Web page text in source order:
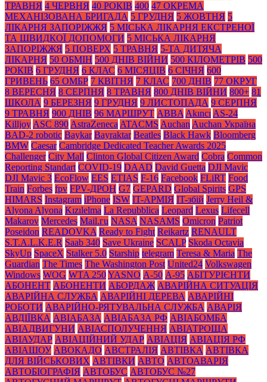
ТРАВНЯ 4 ЧЕРВНЯ 40 РОКІВ 400 47 ОКРЕМА
МЕХАНІЗОВАНА БРИГАДА 5 ГРУДНЯ 5 ЖОВТНЯ 5
ЛІКАРНЯ ЗАПОРІЖЖЯ 5 МІСЬКА ЛІКАРНЯ ЕКСТРЕНОЇ
ТА ШВИДКОЇ ДОПОМОГИ 5 МІСЬКА ЛІКАРНЯ
ЗАПОРІЖЖЯ 5 ПОВЕРХ 5 ТРАВНЯ 5-ТА ДИТЯЧА
ЛІКАРНЯ 50 ОБМІН 500 ДНІВ ВІЙНИ 500 КІЛОМЕТРІВ 500
РОКІВ 6 ГРУДНЯ 6 КЛАС 6 МІСЯЦІВ 6 СІЧНЯ 600
ГРИВЕНЬ 65 ОМБР 7 КВІТНЯ 7 КЛАС 700 ДНІВ 77 ОКРУГ
8 ВЕРЕСНЯ 8 СЕРПНЯ 8 ТРАВНЯ 800 ДНІВ ВІЙНИ 800+ 81
ШКОЛА 9 БЕРЕЗНЯ 9 ГРУДНЯ 9 ЛИСТОПАДА 9 СЕРПНЯ
9 ТРАВНЯ 900 ДНІВ 96 МАРШРУТ ABBA Akıncı AS-24
Killjoy ASC 890 AstraZeneca ATACMS Auchan Auchan Україна
BAD-2 robotic Baykar Bayraktar Beatles Black Нawk Bloomberg
BMW Caesar Cambridge Dedicated Teacher Awards 2025
Challenger City Mall Clinton Global Citizen Award Cobra Common
Reporting Standart COVID-19 DAAD David Guetta DJI Mavic
DJI Mavic 3 EcoFlow EES ETIAS F-16 Facebook FLiRT Food
Train Forbes fpv FPV-ДРОН G7 GEPARD Global Spirits GPS
HIMARS Instagram iPhone ISW IT-АРМІЯ IT-збій Jerry Heil &
Alyona Alyona Kızılelma La Repubblica Leopard Lexus Lifecell
Makarov Mercedes Mаil.гu NASA NASAMS Omicron Patriot
Poseidon READOVKA Ready to Fight Reikartz RENAULT
S.T.A.L.K.E.R Saab 340 Save Ukraine SCALP Skoda Octavia
SkyUp SpaceX Stalker 5.0 Starship telegram Teresa & Maria The
Guardian The Times The Washington Post United24 Volkswagen
Windows WOG WTA 250YASNO А-50 А-95 АБІТУРІЄНТИ
АБОНЕНТ АБОНЕНТИ АБОРДАЖ АВАРІЙНА СИТУАЦІЯ
АВАРІЙНА СЛУЖБА АВАРІЙНІ ДЕРЕВА АВАРІЙНІ
РОБОТИ АВАРІЙНО-РЯТУВАЛЬНА СЛУЖБА АВАРІЯ
АВДІЇВКА АВІАБАЗА АВІАБАЗА РФ АВІАБОМБА
АВІАДВИГУНИ АВІАСПОЛУЧЕННЯ АВІАТРОЩА
АВІАУДАР АВІАЦІЙНИЙ УДАР АВІАЦІЯ АВІАЦІЯ РФ
АВІАШОУ АВОКАДО АВСТРАЛІЯ АВТІВКА АВТІВКА
ДЛЯ ВІЙСЬКОВИХ АВТІВКИ АВТО АВТОАВАРІЯ
АВТОБІОГРАФІЯ АВТОБУС АВТОБУС №27